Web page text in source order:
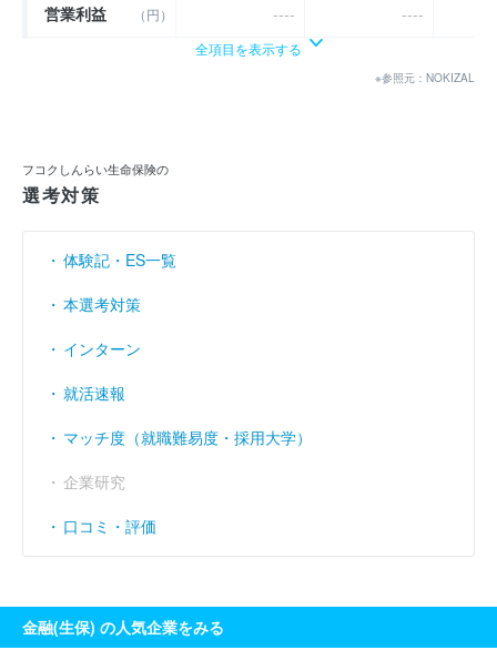
営業利益 （円） ----
----
12億6500万
売上伸び率
営業利益率 （％） ----
----
全項目を表示する
※参照元：NOKIZAL
フコクしんらい生命保険の
選考対策
体験記・ES一覧
本選考対策
インターン
就活速報
マッチ度（就職難易度・採用大学）
企業研究
口コミ・評価
金融(生保) の人気企業をみる